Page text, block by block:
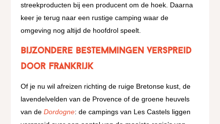
streekproducten bij een producent om de hoek. Daarna
keer je terug naar een rustige camping waar de
omgeving nog altijd de hoofdrol speelt.
bijzondere bestemmingen verspreid
door Frankrijk
Of je nu wil afreizen richting de ruige Bretonse kust, de
lavendelvelden van de Provence of de groene heuvels
van deDordogne: de campings van Les Castels liggen